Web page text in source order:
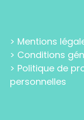
> Mentions
> Conditions
> Politique de
personnelles